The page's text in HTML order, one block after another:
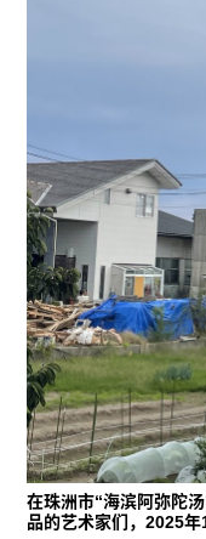
在珠洲市“海滨阿弥陀
品的艺术家们，2025年